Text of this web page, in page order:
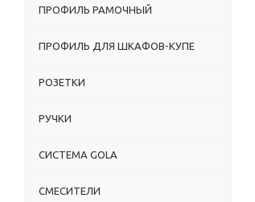
ПРОФИЛЬ РАМОЧНЫЙ
ПРОФИЛЬ ДЛЯ ШКАФОВ-КУПЕ
РОЗЕТКИ
РУЧКИ
СИСТЕМА GOLA
СМЕСИТЕЛИ